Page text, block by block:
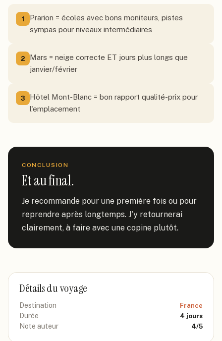
1
Prarion = écoles avec bons moniteurs, pistes
sympas pour niveaux intermédiaires
2
Mars = neige correcte ET jours plus longs que
janvier/février
3
Hôtel Mont-Blanc = bon rapport qualité-prix pour
l'emplacement
CONCLUSION
Et au final.
Je recommande pour une première fois ou pour
reprendre après longtemps. J'y retournerai
clairement, à faire avec une copine plutôt.
Détails du voyage
Destination France
Durée 4 jours
Note auteur 4/5